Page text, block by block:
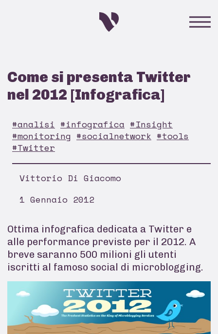
Come si presenta Twitter
nel 2012 [Infografica]
#analisi #infografica #Insight
#monitoring #socialnetwork #tools
#Twitter
Vittorio Di Giacomo
1 Gennaio 2012
Ottima infografica dedicata a Twitter e
alle performance previste per il 2012. A
breve saranno 500 milioni gli utenti
iscritti al famoso social di microblogging.